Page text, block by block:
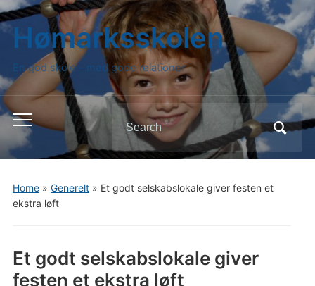
Hømarksskolen
En god skole – med gode relationer
Toggle
mobile
menu
Search
for:
Home» Generelt» Et godt selskabslokale giver festen et
ekstra løft
Et godt selskabslokale giver
festen et ekstra løft